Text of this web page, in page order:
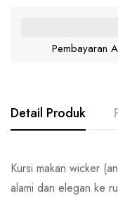
Pembayaran
Detail Produk
Kursi makan wicker
alami dan elegan ke